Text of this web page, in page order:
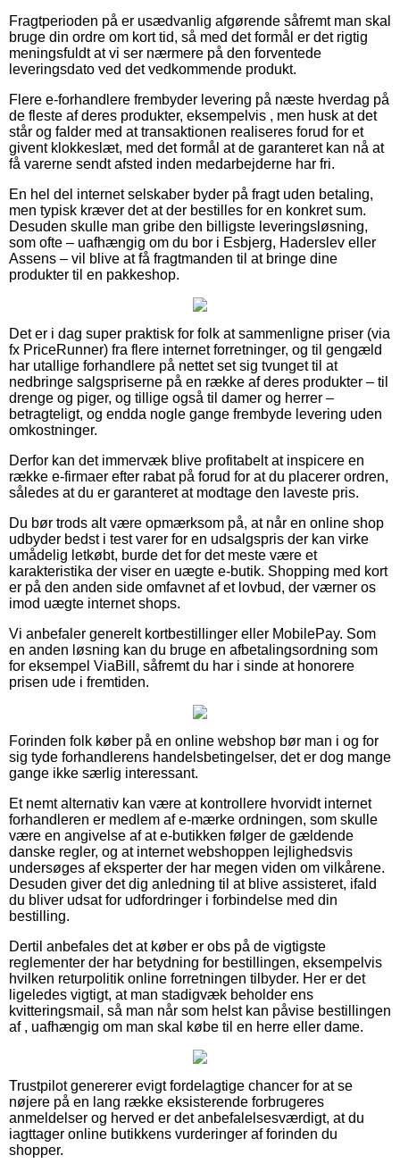
Fragtperioden på er usædvanlig afgørende såfremt man skal
bruge din ordre om kort tid, så med det formål er det rigtig
meningsfuldt at vi ser nærmere på den forventede
leveringsdato ved det vedkommende produkt.
Flere e-forhandlere frembyder levering på næste hverdag på
de fleste af deres produkter, eksempelvis , men husk at det
står og falder med at transaktionen realiseres forud for et
givent klokkeslæt, med det formål at de garanteret kan nå at
få varerne sendt afsted inden medarbejderne har fri.
En hel del internet selskaber byder på fragt uden betaling,
men typisk kræver det at der bestilles for en konkret sum.
Desuden skulle man gribe den billigste leveringsløsning,
som ofte – uafhængig om du bor i Esbjerg, Haderslev eller
Assens – vil blive at få fragtmanden til at bringe dine
produkter til en pakkeshop.
Det er i dag super praktisk for folk at sammenligne priser (via
fx PriceRunner) fra flere internet forretninger, og til gengæld
har utallige forhandlere på nettet set sig tvunget til at
nedbringe salgspriserne på en række af deres produkter – til
drenge og piger, og tillige også til damer og herrer –
betragteligt, og endda nogle gange frembyde levering uden
omkostninger.
Derfor kan det immervæk blive profitabelt at inspicere en
række e-firmaer efter rabat på forud for at du placerer ordren,
således at du er garanteret at modtage den laveste pris.
Du bør trods alt være opmærksom på, at når en online shop
udbyder bedst i test varer for en udsalgspris der kan virke
umådelig letkøbt, burde det for det meste være et
karakteristika der viser en uægte e-butik. Shopping med kort
er på den anden side omfavnet af et lovbud, der værner os
imod uægte internet shops.
Vi anbefaler generelt kortbestillinger eller MobilePay. Som
en anden løsning kan du bruge en afbetalingsordning som
for eksempel ViaBill, såfremt du har i sinde at honorere
prisen ude i fremtiden.
Forinden folk køber på en online webshop bør man i og for
sig tyde forhandlerens handelsbetingelser, det er dog mange
gange ikke særlig interessant.
Et nemt alternativ kan være at kontrollere hvorvidt internet
forhandleren er medlem af e-mærke ordningen, som skulle
være en angivelse af at e-butikken følger de gældende
danske regler, og at internet webshoppen lejlighedsvis
undersøges af eksperter der har megen viden om vilkårene.
Desuden giver det dig anledning til at blive assisteret, ifald
du bliver udsat for udfordringer i forbindelse med din
bestilling.
Dertil anbefales det at køber er obs på de vigtigste
reglementer der har betydning for bestillingen, eksempelvis
hvilken returpolitik online forretningen tilbyder. Her er det
ligeledes vigtigt, at man stadigvæk beholder ens
kvitteringsmail, så man når som helst kan påvise bestillingen
af , uafhængig om man skal købe til en herre eller dame.
Trustpilot genererer evigt fordelagtige chancer for at se
nøjere på en lang række eksisterende forbrugeres
anmeldelser og herved er det anbefalelsesværdigt, at du
iagttager online butikkens vurderinger af forinden du
shopper.